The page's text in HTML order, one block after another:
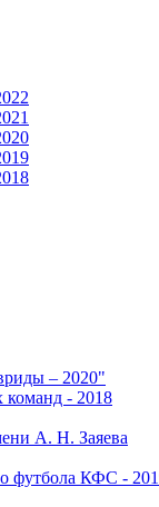
– 2020"
команд - 2018
А. Н. Заяева
футбола КФС -